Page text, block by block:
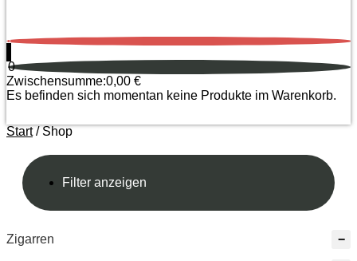
0
0
Zwischensumme:0,00 €
Es befinden sich momentan keine Produkte im Warenkorb.
Start/ Shop
Filter anzeigen
Zigarren